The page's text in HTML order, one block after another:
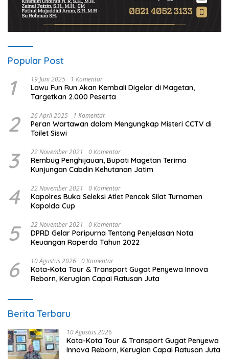
Popular Post
1 19 Juni 2025 1 Komentar
Lawu Fun Run Akan Kembali Digelar di Magetan,
Targetkan 2.000 Peserta
2 26 April 2025 1 Komentar
Peran Wartawan dalam Mengungkap Misteri CCTV di
Toilet Siswi
3 22 November 2021 0 Komentar
Rembug Penghijauan, Bupati Magetan Terima
Kunjungan Cabdin Kehutanan Jatim
4 22 November 2021 0 Komentar
Kapolres Buka Seleksi Atlet Pencak Silat Turnamen
Kapolda Cup
5 22 November 2021 0 Komentar
DPRD Gelar Paripurna Tentang Penjelasan Nota
Keuangan Raperda Tahun 2022
6 10 Agustus 2026 0 Komentar
Kota-Kota Tour & Transport Gugat Penyewa Innova
Reborn, Kerugian Capai Ratusan Juta
Berita Terbaru
10 Agustus 2026
Kota-Kota Tour & Transport Gugat Penyewa
Innova Reborn, Kerugian Capai Ratusan Juta